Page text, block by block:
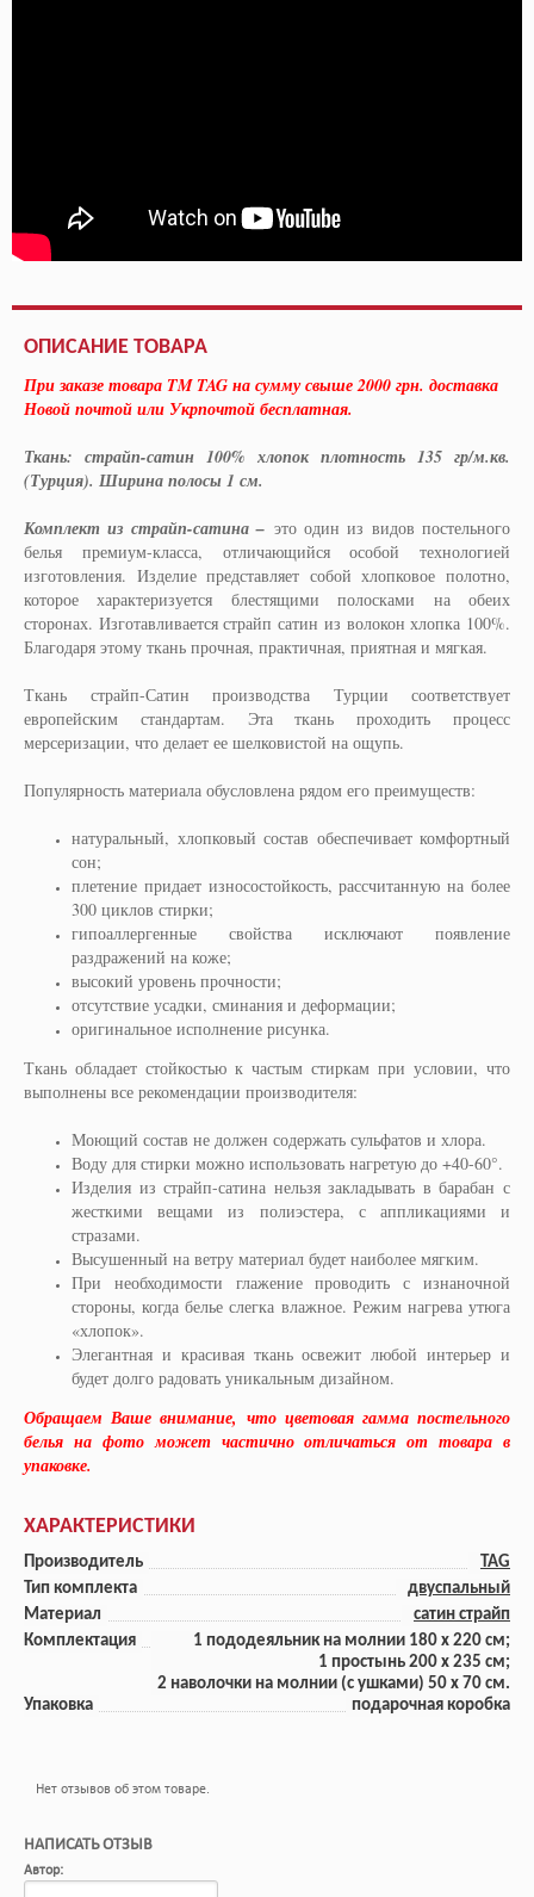
ОПИСАНИЕ ТОВАРА
При заказе товара TM TAG на сумму свыше 2000 грн. доставка
Новой почтой или Укрпочтой бесплатная.
Ткань: страйп-сатин 100% хлопок плотность 135 гр/м.кв.
(Турция). Ширина полосы 1 см.
Комплект из страйп-сатина – это один из видов постельного
белья премиум-класса, отличающийся особой технологией
изготовления. Изделие представляет собой хлопковое полотно,
которое характеризуется блестящими полосками на обеих
сторонах. Изготавливается страйп сатин из волокон хлопка 100%.
Благодаря этому ткань прочная, практичная, приятная и мягкая.
Ткань страйп-Сатин производства Турции соответствует
европейским стандартам. Эта ткань проходить процесс
мерсеризации, что делает ее шелковистой на ощупь.
Популярность материала обусловлена рядом его преимуществ:
натуральный, хлопковый состав обеспечивает комфортный
сон;
плетение придает износостойкость, рассчитанную на более
300 циклов стирки;
гипоаллергенные свойства исключают появление
раздражений на коже;
высокий уровень прочности;
отсутствие усадки, сминания и деформации;
оригинальное исполнение рисунка.
Ткань обладает стойкостью к частым стиркам при условии, что
выполнены все рекомендации производителя:
Моющий состав не должен содержать сульфатов и хлора.
Воду для стирки можно использовать нагретую до +40-60°.
Изделия из страйп-сатина нельзя закладывать в барабан с
жесткими вещами из полиэстера, с аппликациями и
стразами.
Высушенный на ветру материал будет наиболее мягким.
При необходимости глажение проводить с изнаночной
стороны, когда белье слегка влажное. Режим нагрева утюга
«хлопок».
Элегантная и красивая ткань освежит любой интерьер и
будет долго радовать уникальным дизайном.
Обращаем Ваше внимание, что цветовая гамма постельного
белья на фото может частично отличаться от товара в
упаковке.
ХАРАКТЕРИСТИКИ
Производитель
TAG
Тип комплекта
двуспальный
Материал
сатин страйп
Комплектация
1 пододеяльник на молнии 180 x 220 см;
1 прoстынь 200 x 235 см;
2 наволочки на молнии (с ушками) 50 x 70 см.
Упаковка
подарочная коробка
Нет отзывов об этом товаре.
НАПИСАТЬ ОТЗЫВ
Автор: